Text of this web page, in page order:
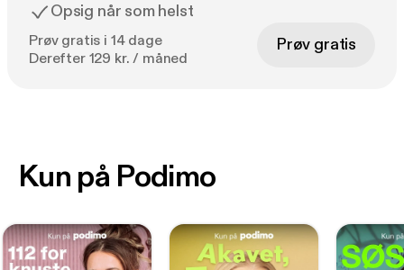
Opsig når som helst
Prøv gratis i 14 dage
Derefter 129 kr. / måned
Prøv gratis
Kun på Podimo